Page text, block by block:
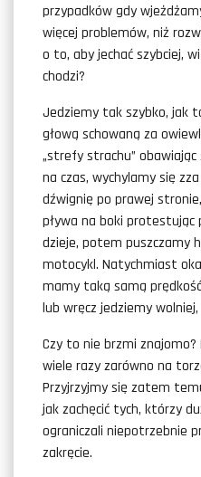
przypadków gdy
więcej problemów, niż
o to, aby jechać szybciej,
chodzi?
Jedziemy tak szybko, jak
głową schowaną za
„strefy strachu”
na czas, wychylamy się
dźwignię po prawej
pływa na boki protestując
dzieje, potem puszczamy
motocykl. Natychmiast
mamy taką samą
lub wręcz jedziemy
Czy to nie brzmi
wiele razy zarówno na
Przyjrzyjmy się zatem
jak zachęcić tych, którzy
ograniczali niepotrzebnie
zakręcie.